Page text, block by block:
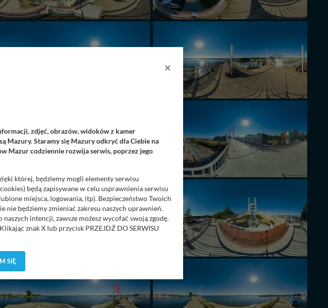
×
zdjęć, obrazów, widoków z kamer
Mazury. Staramy się Mazury odkryć dla Ciebie na
Mazur codziennie rozwija serwis, poprzez jego
której, będziemy mogli elementy serwisu
będą zapisywane w celu usprawnienia serwisu
miejsca, logowania, itp). Bezpieczeństwo Twoich
będziemy zmieniać zakresu naszych uprawnień.
intencji, zawsze możesz wycofać swoją zgodę.
znak X lub przycisk PRZEJDŹ DO SERWISU
usługi (przekazanie danych z formularza
Monika Borkowska, z siedzibą ul. Wiejska 17,
SIĘ